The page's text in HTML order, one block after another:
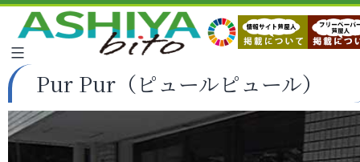
Pur Pur（ピュールピュール）